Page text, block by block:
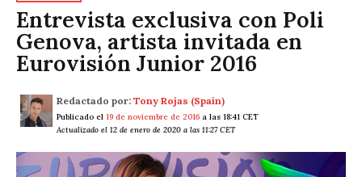
Entrevista exclusiva con Poli
Genova, artista invitada en
Eurovisión Junior 2016
Redactado por: Tony Rojas (Spain)
Publicado el 19 de noviembre de 2016 a las 18:41 CET
Actualizado el 12 de enero de 2020 a las 11:27 CET